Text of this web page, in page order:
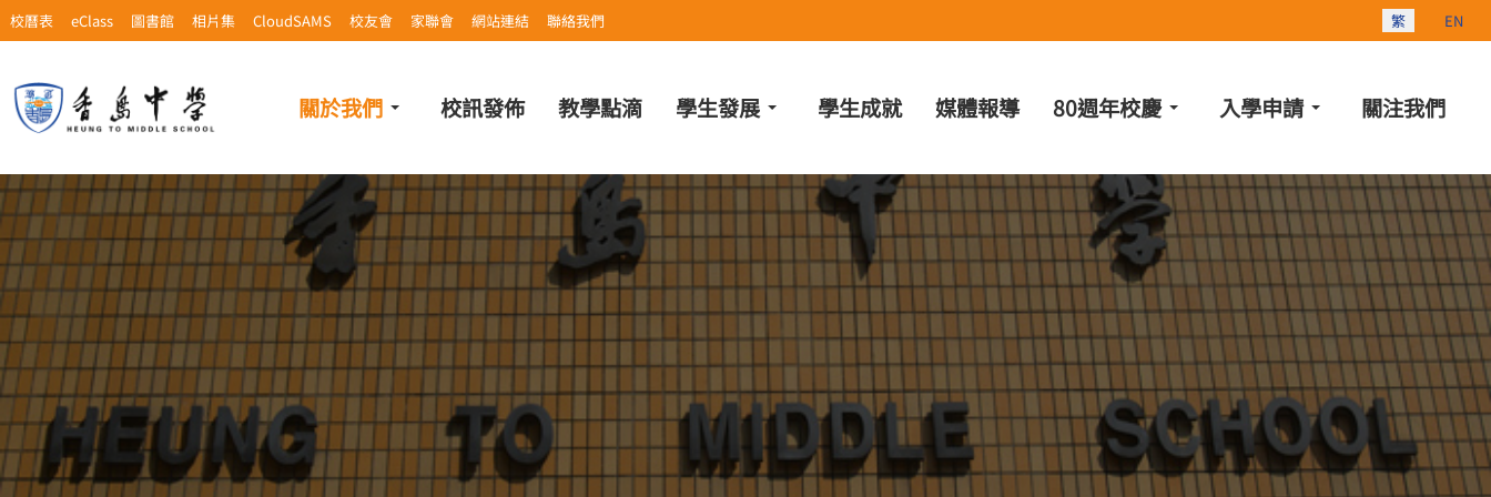
校曆表 eClass 圖書館 相片集 CloudSAMS 校友會 家聯會 網站連結 聯絡我們 選擇你的語言
繁 EN
關於我們 校訊發佈 教學點滴 學生發展 學生成就 媒體報導 80週年校慶 入學申請 關注我們